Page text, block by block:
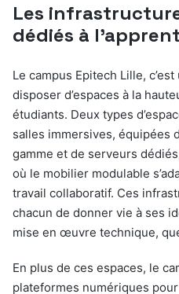
Les
dédiés à
Le campus Epitech Lille,
disposer d’espaces à la
étudiants. Deux types
salles immersives, équipées
gamme et de serveurs
où le mobilier modulable
travail collaboratif. Ces
chacun de donner vie à ses
mise en œuvre technique,
En plus de ces espaces, le
plateformes numériques